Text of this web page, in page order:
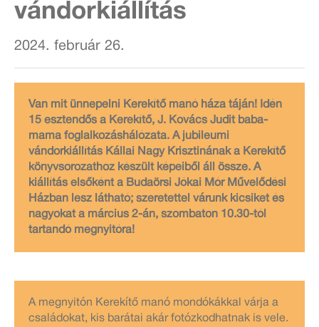
vándorkiállítás
2024. február 26.
Van mit ünnepelni Kerekítő manó háza táján! Idén
15 esztendős a Kerekítő, J. Kovács Judit baba-
mama foglalkozáshálózata. A jubileumi
vándorkiállítás Kállai Nagy Krisztinának a Kerekítő
könyvsorozathoz készült képeiből áll össze. A
kiállítás elsőként a Budaörsi Jókai Mór Művelődési
Házban lesz látható; szeretettel várunk kicsiket és
nagyokat a március 2-án, szombaton 10.30-tól
tartandó megnyitóra!
A megnyitón Kerekítő manó mondókákkal várja a
családokat, kis barátai akár fotózkodhatnak is vele.